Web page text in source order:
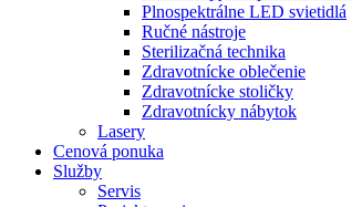
Plnospektrálne LED svietidlá
Ručné nástroje
Sterilizačná technika
Zdravotnícke oblečenie
Zdravotnícke stoličky
Zdravotnícky nábytok
Lasery
Cenová ponuka
Služby
Servis